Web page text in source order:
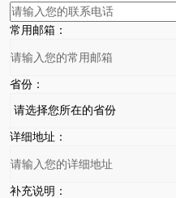
常用邮箱：
省份：
详细地址：
补充说明：